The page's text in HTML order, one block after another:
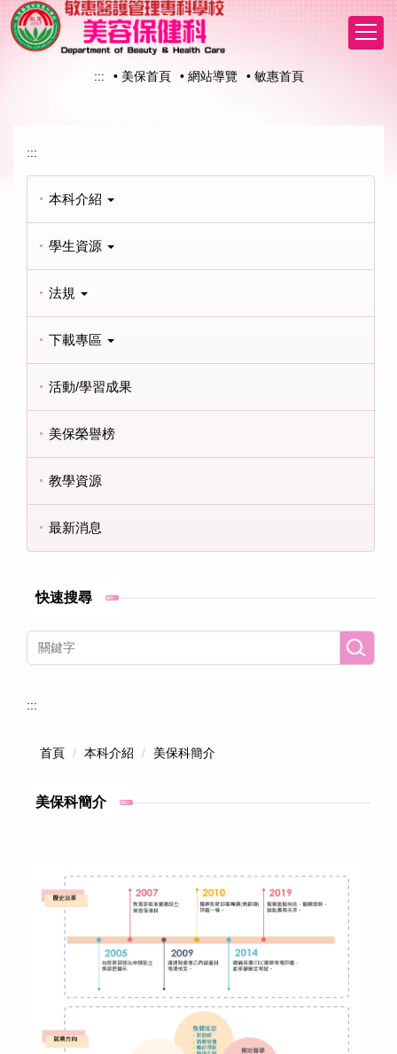
跳
到
主
::: • 美保首頁 • 網站導覽 • 敏惠首頁
:::
本科介紹
學生資源
法規
下載專區
活動/學習成果
美保榮譽榜
教學資源
最新消息
快速搜尋
:::
首頁 本科介紹 美保科簡介
美保科簡介